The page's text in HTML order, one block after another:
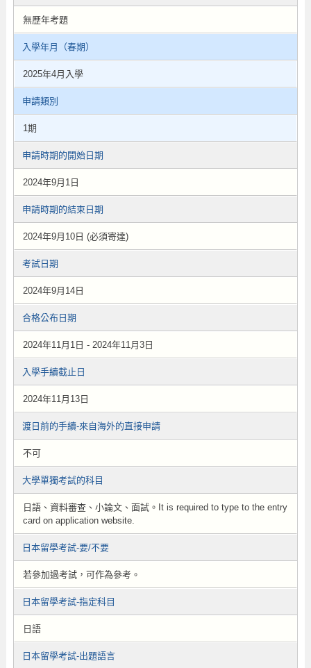
無歷年考題
入學年月（春期）
2025年4月入學
申請類別
1期
申請時期的開始日期
2024年9月1日
申請時期的結束日期
2024年9月10日 (必須寄達)
考試日期
2024年9月14日
合格公布日期
2024年11月1日 - 2024年11月3日
入學手續截止日
2024年11月13日
渡日前的手續-來自海外的直接申請
不可
大學單獨考試的科目
日語、資料審查、小論文、面試。It is required to type to the entry
card on application website.
日本留學考試-要/不要
若參加過考試，可作為參考。
日本留學考試-指定科目
日語
日本留學考試-出題語言